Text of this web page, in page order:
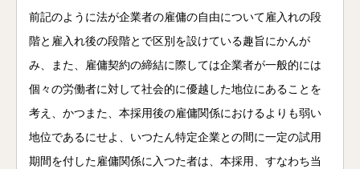
前記のように法が企業者の雇傭の自由について雇入れの段
階と雇入れ後の段階とで区別を設けている趣旨にかんが
み、また、雇傭契約の締結に際しては企業者が一般的には
個々の労働者に対して社会的に優越した地位にあることを
考え、かつまた、本採用後の雇傭関係におけるよりも弱い
地位であるにせよ、いつたん特定企業との間に一定の試用
期間を付した雇傭関係に入つた者は、本採用、すなわち当
電話 メール Zoom